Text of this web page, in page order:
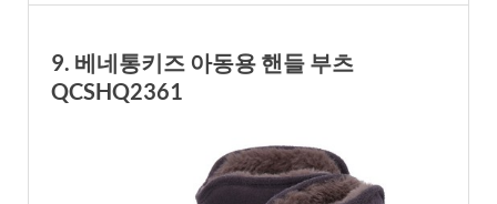
9. 베네통키즈 아동용 핸들 부츠
QCSHQ2361